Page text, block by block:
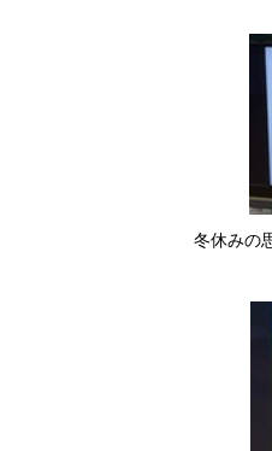
冬休みの